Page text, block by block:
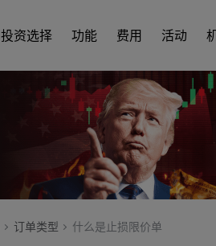
投资选择 功能 费用 活动
订单类型 什么是止损限价单